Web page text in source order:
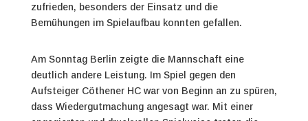
zufrieden, besonders der Einsatz und die
Bemühungen im Spielaufbau konnten gefallen.
Am Sonntag Berlin zeigte die Mannschaft eine
deutlich andere Leistung. Im Spiel gegen den
Aufsteiger Cöthener HC war von Beginn an zu spüren,
dass Wiedergutmachung angesagt war. Mit einer